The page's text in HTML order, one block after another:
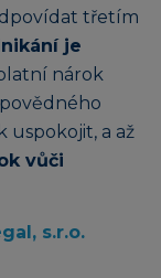
třetím
je
nárok
uspokojit, a až
vůči
s.r.o.